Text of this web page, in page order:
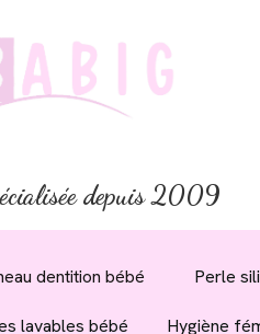
depuis 2009
dentition bébé Perle
lavables bébé Hygiène